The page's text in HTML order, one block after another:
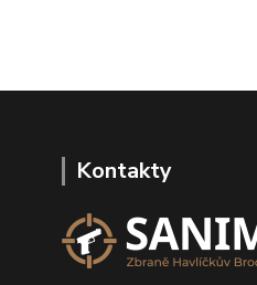
Kontakty